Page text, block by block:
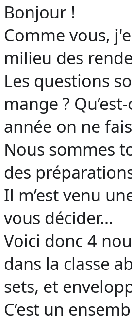
Bonjour !
Comme vous,
milieu des
Les questions
mange ?
année on ne
Nous sommes
des
Il m’est venu
vous décider…
Voici donc 4
dans la classe
sets, et
C’est un